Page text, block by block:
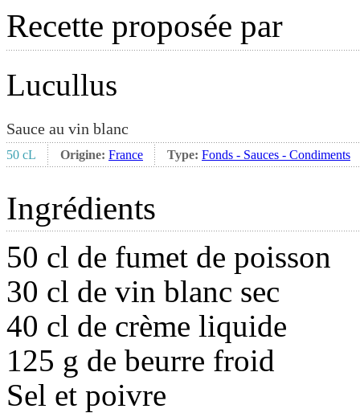
Recette proposée par
Lucullus
Sauce au vin blanc
50 cL Origine: France Type: Fonds - Sauces - Condiments
Ingrédients
50 cl de fumet de poisson
30 cl de vin blanc sec
40 cl de crème liquide
125 g de beurre froid
Sel et poivre